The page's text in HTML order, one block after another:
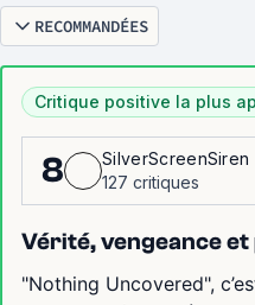
RECOMMANDÉES
Critique positive la plus
8
SilverScreenSiren
127 critiques
Vérité, vengeance
"Nothing Uncovered",